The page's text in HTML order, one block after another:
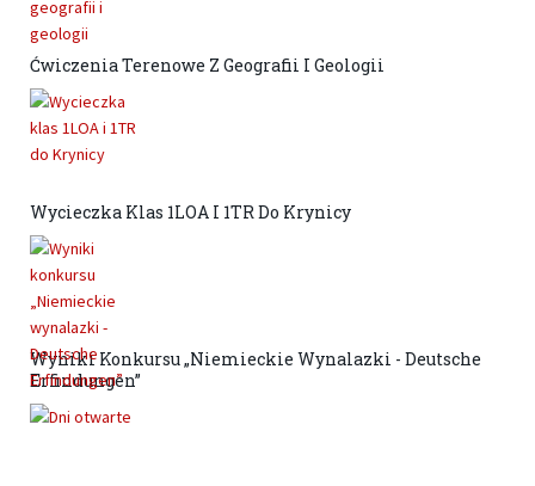
Ćwiczenia Terenowe Z Geografii I Geologii
Wycieczka Klas 1LOA I 1TR Do Krynicy
Wyniki Konkursu „Niemieckie Wynalazki - Deutsche
Erfindungen”